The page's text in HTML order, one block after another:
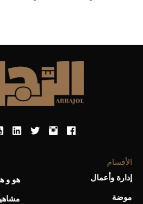
أفضل تدريج للشعر الطويل
الأقسام
إدارة وأعمال
موضة
هو و